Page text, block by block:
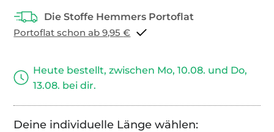
Portoflat schon ab 9,95 €
Heute bestellt, zwischen Mo, 10.08. und Do,
13.08. bei dir.
Deine individuelle Länge wählen: